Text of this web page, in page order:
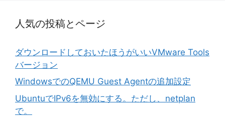
人気の投稿とページ
ダウンロードしておいたほうがいいVMware Tools
バージョン
WindowsでのQEMU Guest Agentの追加設定
UbuntuでIPv6を無効にする。ただし、netplan
で。